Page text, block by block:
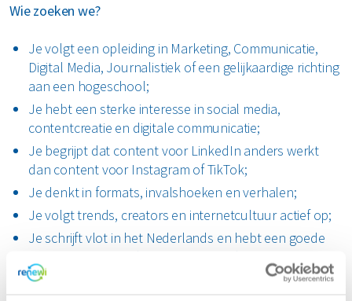
Wie zoeken we?
Je volgt een opleiding in Marketing, Communicatie,
Digital Media, Journalistiek of een gelijkaardige richting
aan een hogeschool;
Je hebt een sterke interesse in social media,
contentcreatie en digitale communicatie;
Je begrijpt dat content voor LinkedIn anders werkt
dan content voor Instagram of TikTok;
Je denkt in formats, invalshoeken en verhalen;
Je volgt trends, creators en internetcultuur actief op;
Je schrijft vlot in het Nederlands en hebt een goede
Je bent creatief, maar ook georganiseerd;